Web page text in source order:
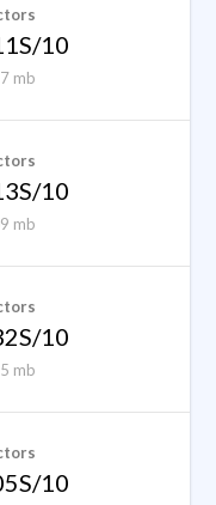
10
mb
10
mb
10
mb
10